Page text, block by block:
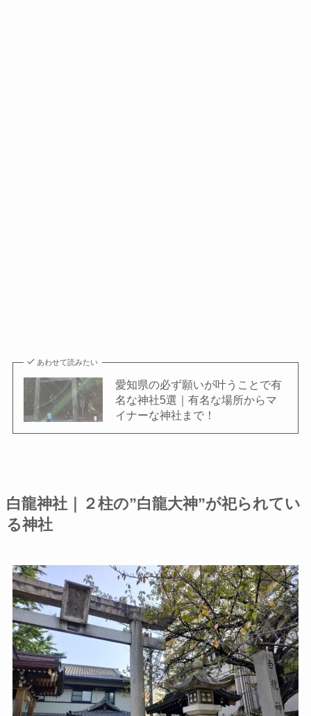
あわせて読みたい
愛知県の必ず願いが叶うことで有
名な神社5選｜有名な場所からマ
イナーな神社まで！
白龍神社｜２柱の”白龍大神”が祀られてい
る神社